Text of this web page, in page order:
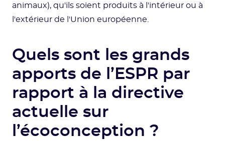
animaux), qu'ils soient produits à l'intérieur ou à
l'extérieur de l'Union européenne.
Quels sont les grands
apports de l’ESPR par
rapport à la directive
actuelle sur
l’écoconception ?